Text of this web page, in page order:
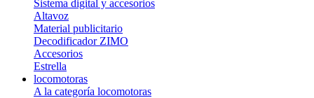
Sistema digital y accesorios
Altavoz
Material publicitario
Decodificador ZIMO
Accesorios
Estrella
locomotoras
A la categoría locomotoras